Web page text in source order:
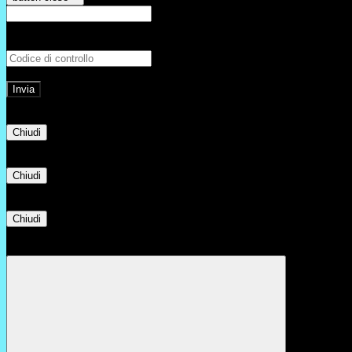
Chiudi
Chiudi
Chiudi